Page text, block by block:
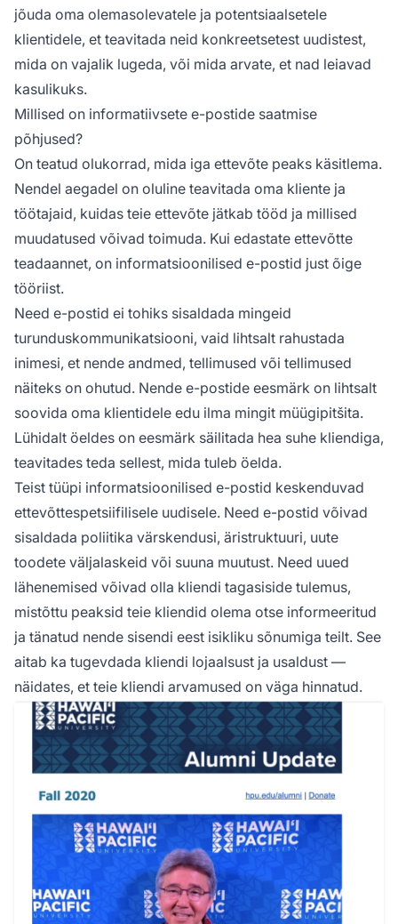
jõuda oma olemasolevatele ja potentsiaalsetele
klientidele, et teavitada neid konkreetsetest uudistest,
mida on vajalik lugeda, või mida arvate, et nad leiavad
kasulikuks.
Millised on informatiivsete e-postide saatmise
põhjused?
On teatud olukorrad, mida iga ettevõte peaks käsitlema.
Nendel aegadel on oluline teavitada oma kliente ja
töötajaid, kuidas teie ettevõte jätkab tööd ja millised
muudatused võivad toimuda. Kui edastate ettevõtte
teadaannet, on informatsioonilised e-postid just õige
tööriist.
Need e-postid ei tohiks sisaldada mingeid
turunduskommunikatsiooni, vaid lihtsalt rahustada
inimesi, et nende andmed, tellimused või tellimused
näiteks on ohutud. Nende e-postide eesmärk on lihtsalt
soovida oma klientidele edu ilma mingit müügipitšita.
Lühidalt öeldes on eesmärk säilitada hea suhe kliendiga,
teavitades teda sellest, mida tuleb öelda.
Teist tüüpi informatsioonilised e-postid keskenduvad
ettevõttespetsiifilisele uudisele. Need e-postid võivad
sisaldada poliitika värskendusi, äristruktuuri, uute
toodete väljalaskeid või suuna muutust. Need uued
lähenemised võivad olla kliendi tagasiside tulemus,
mistõttu peaksid teie kliendid olema otse informeeritud
ja tänatud nende sisendi eest isikliku sõnumiga teilt. See
aitab ka tugevdada kliendi lojaalsust ja usaldust —
näidates, et teie kliendi arvamused on väga hinnatud.